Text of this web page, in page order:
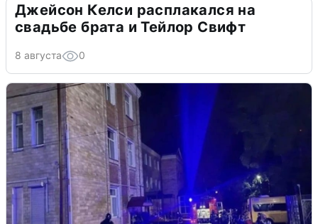
Джейсон Келси расплакался на
свадьбе брата и Тейлор Свифт
8 августа 0